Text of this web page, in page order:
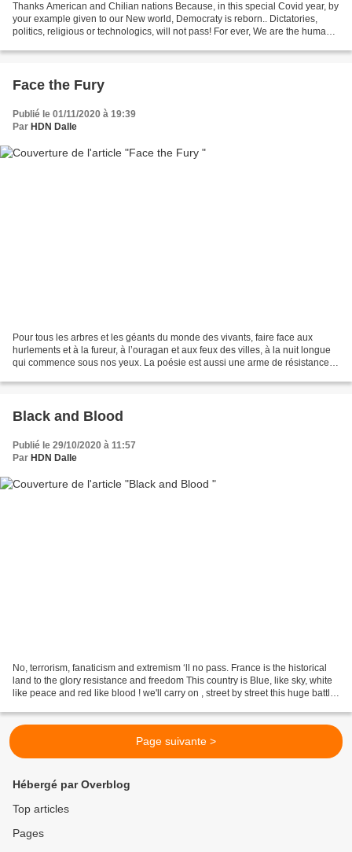
Thanks American and Chilian nations Because, in this special Covid year, by
your example given to our New world, Democraty is reborn.. Dictatories,
politics, religious or technologics, will not pass! For ever, We are the human
Face the Fury
Publié le 01/11/2020 à 19:39
Par HDN Dalle
Pour tous les arbres et les géants du monde des vivants, faire face aux
hurlements et à la fureur, à l’ouragan et aux feux des villes, à la nuit longue
qui commence sous nos yeux. La poésie est aussi une arme de résistance,
Black and Blood
Publié le 29/10/2020 à 11:57
Par HDN Dalle
No, terrorism, fanaticism and extremism ‘ll no pass. France is the historical
land to the glory resistance and freedom This country is Blue, like sky, white
like peace and red like blood ! we'll carry on , street by street this huge battle
Page suivante >
Hébergé par Overblog
Top articles
Pages